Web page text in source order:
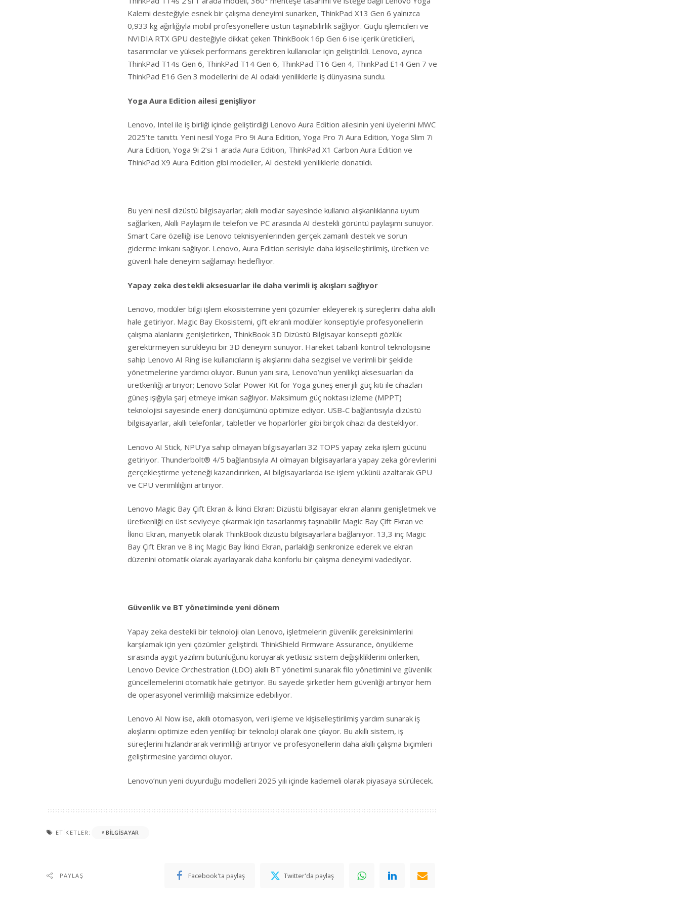
Kalemi desteğiyle esnek bir çalışma deneyimi sunarken, ThinkPad X13 Gen 6 yalnızca
0,933 kg ağırlığıyla mobil profesyonellere üstün taşınabilirlik sağlıyor. Güçlü işlemcileri ve
NVIDIA RTX GPU desteğiyle dikkat çeken ThinkBook 16p Gen 6 ise içerik üreticileri,
tasarımcılar ve yüksek performans gerektiren kullanıcılar için geliştirildi. Lenovo, ayrıca
ThinkPad T14s Gen 6, ThinkPad T14 Gen 6, ThinkPad T16 Gen 4, ThinkPad E14 Gen 7 ve
ThinkPad E16 Gen 3 modellerini de AI odaklı yeniliklerle iş dünyasına sundu.
Yoga Aura Edition ailesi genişliyor
Lenovo, Intel ile iş birliği içinde geliştirdiği Lenovo Aura Edition ailesinin yeni üyelerini MWC
2025’te tanıttı. Yeni nesil Yoga Pro 9i Aura Edition, Yoga Pro 7i Aura Edition, Yoga Slim 7i
Aura Edition, Yoga 9i 2’si 1 arada Aura Edition, ThinkPad X1 Carbon Aura Edition ve
ThinkPad X9 Aura Edition gibi modeller, AI destekli yeniliklerle donatıldı.
Bu yeni nesil dizüstü bilgisayarlar; akıllı modlar sayesinde kullanıcı alışkanlıklarına uyum
sağlarken, Akıllı Paylaşım ile telefon ve PC arasında AI destekli görüntü paylaşımı sunuyor.
Smart Care özelliği ise Lenovo teknisyenlerinden gerçek zamanlı destek ve sorun
giderme imkanı sağlıyor. Lenovo, Aura Edition serisiyle daha kişiselleştirilmiş, üretken ve
güvenli hale deneyim sağlamayı hedefliyor.
Yapay zeka destekli aksesuarlar ile daha verimli iş akışları sağlıyor
Lenovo, modüler bilgi işlem ekosistemine yeni çözümler ekleyerek iş süreçlerini daha akıllı
hale getiriyor. Magic Bay Ekosistemi, çift ekranlı modüler konseptiyle profesyonellerin
çalışma alanlarını genişletirken, ThinkBook 3D Dizüstü Bilgisayar konsepti gözlük
gerektirmeyen sürükleyici bir 3D deneyim sunuyor. Hareket tabanlı kontrol teknolojisine
sahip Lenovo AI Ring ise kullanıcıların iş akışlarını daha sezgisel ve verimli bir şekilde
yönetmelerine yardımcı oluyor. Bunun yanı sıra, Lenovo’nun yenilikçi aksesuarları da
üretkenliği artırıyor; Lenovo Solar Power Kit for Yoga güneş enerjili güç kiti ile cihazları
güneş ışığıyla şarj etmeye imkan sağlıyor. Maksimum güç noktası izleme (MPPT)
teknolojisi sayesinde enerji dönüşümünü optimize ediyor. USB-C bağlantısıyla dizüstü
bilgisayarlar, akıllı telefonlar, tabletler ve hoparlörler gibi birçok cihazı da destekliyor.
Lenovo AI Stick, NPU’ya sahip olmayan bilgisayarları 32 TOPS yapay zeka işlem gücünü
getiriyor. Thunderbolt® 4/5 bağlantısıyla AI olmayan bilgisayarlara yapay zeka görevlerini
gerçekleştirme yeteneği kazandırırken, AI bilgisayarlarda ise işlem yükünü azaltarak GPU
ve CPU verimliliğini artırıyor.
Lenovo Magic Bay Çift Ekran & İkinci Ekran: Dizüstü bilgisayar ekran alanını genişletmek ve
üretkenliği en üst seviyeye çıkarmak için tasarlanmış taşınabilir Magic Bay Çift Ekran ve
İkinci Ekran, manyetik olarak ThinkBook dizüstü bilgisayarlara bağlanıyor. 13,3 inç Magic
Bay Çift Ekran ve 8 inç Magic Bay İkinci Ekran, parlaklığı senkronize ederek ve ekran
düzenini otomatik olarak ayarlayarak daha konforlu bir çalışma deneyimi vadediyor.
Güvenlik ve BT yönetiminde yeni dönem
Yapay zeka destekli bir teknoloji olan Lenovo, işletmelerin güvenlik gereksinimlerini
karşılamak için yeni çözümler geliştirdi. ThinkShield Firmware Assurance, önyükleme
sırasında aygıt yazılımı bütünlüğünü koruyarak yetkisiz sistem değişikliklerini önlerken,
Lenovo Device Orchestration (LDO) akıllı BT yönetimi sunarak filo yönetimini ve güvenlik
güncellemelerini otomatik hale getiriyor. Bu sayede şirketler hem güvenliği artırıyor hem
de operasyonel verimliliği maksimize edebiliyor.
Lenovo AI Now ise, akıllı otomasyon, veri işleme ve kişiselleştirilmiş yardım sunarak iş
akışlarını optimize eden yenilikçi bir teknoloji olarak öne çıkıyor. Bu akıllı sistem, iş
süreçlerini hızlandırarak verimliliği artırıyor ve profesyonellerin daha akıllı çalışma biçimleri
geliştirmesine yardımcı oluyor.
Lenovo’nun yeni duyurduğu modelleri 2025 yılı içinde kademeli olarak piyasaya sürülecek.
ETIKETLER: BILGISAYAR
PAYLAŞ Facebook'ta paylaş Twitter'da paylaş